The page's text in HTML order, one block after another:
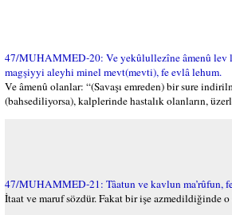
47/MUHAMMED-20: Ve yekûlullezîne âmenû lev
magşiyyi aleyhi minel mevt(mevti), fe evlâ lehum.
Ve âmenû olanlar: “(Savaşı emreden) bir sure
(bahsediliyorsa), kalplerinde hastalık olanların,
47/MUHAMMED-21: Tâatun ve kavlun ma’rûfun,
İtaat ve maruf sözdür. Fakat bir işe azmedildiğinde